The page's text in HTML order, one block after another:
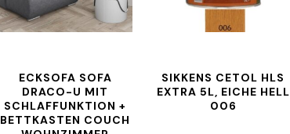
ECKSOFA SOFA
DRACO-U MIT
SCHLAFFUNKTION +
BETTKASTEN COUCH
SIKKENS CETOL HLS
EXTRA 5L, EICHE HELL
006